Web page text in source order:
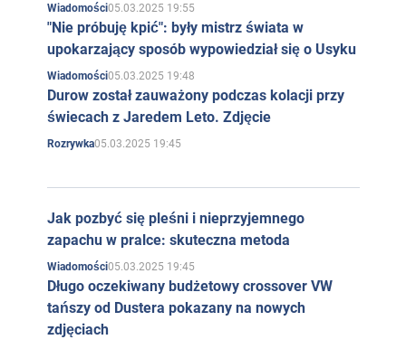
Wiadomości05.03.2025 19:55
"Nie próbuję kpić": były mistrz świata w
upokarzający sposób wypowiedział się o Usyku
Wiadomości05.03.2025 19:48
Durow został zauważony podczas kolacji przy
świecach z Jaredem Leto. Zdjęcie
Rozrywka05.03.2025 19:45
Jak pozbyć się pleśni i nieprzyjemnego
zapachu w pralce: skuteczna metoda
Wiadomości05.03.2025 19:45
Długo oczekiwany budżetowy crossover VW
tańszy od Dustera pokazany na nowych
zdjęciach